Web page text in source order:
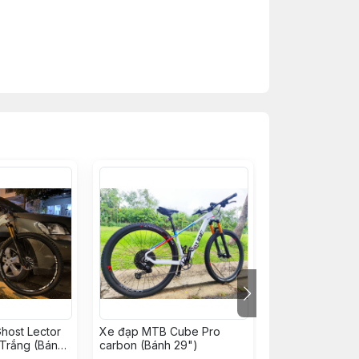
Lector
(Bánh
Xe đạp MTB Cube Pro
carbon (Bánh 29")